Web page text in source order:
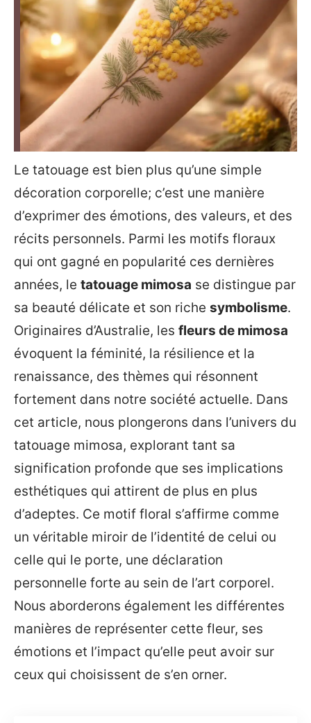
Le tatouage est bien plus qu’une simple
décoration corporelle; c’est une manière
d’exprimer des émotions, des valeurs, et des
récits personnels. Parmi les motifs floraux
qui ont gagné en popularité ces dernières
années, le tatouage mimosa se distingue par
sa beauté délicate et son riche symbolisme.
Originaires d’Australie, les fleurs de mimosa
évoquent la féminité, la résilience et la
renaissance, des thèmes qui résonnent
fortement dans notre société actuelle. Dans
cet article, nous plongerons dans l’univers du
tatouage mimosa, explorant tant sa
signification profonde que ses implications
esthétiques qui attirent de plus en plus
d’adeptes. Ce motif floral s’affirme comme
un véritable miroir de l’identité de celui ou
celle qui le porte, une déclaration
personnelle forte au sein de l’art corporel.
Nous aborderons également les différentes
manières de représenter cette fleur, ses
émotions et l’impact qu’elle peut avoir sur
ceux qui choisissent de s’en orner.